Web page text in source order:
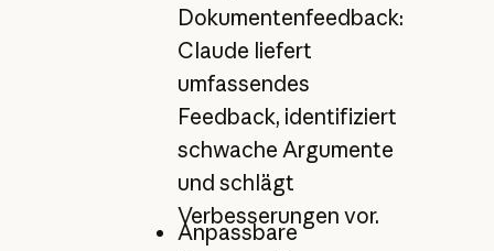
Dokumentenfeedback:
Claude liefert
umfassendes
Feedback, identifiziert
schwache Argumente
und schlägt
Verbesserungen vor.
Anpassbare